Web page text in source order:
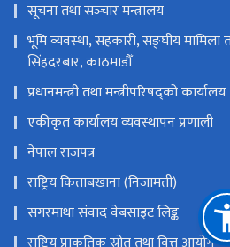
सूचना तथा सञ्‍चार मन्त्रालय
भूमि व्यवस्था, सहकारी, सङ्‍घीय मामिला
सिंहदरबार, काठमाडौँ
प्रधानमन्त्री तथा मन्त्रीपरिषद्को कार्यालय
एकीकृत कार्यालय व्यवस्थापन प्रणाली
नेपाल राजपत्र
राष्ट्रिय किताबखाना (निजामती)
सगरमाथा संवाद वेबसाइट लिङ्क